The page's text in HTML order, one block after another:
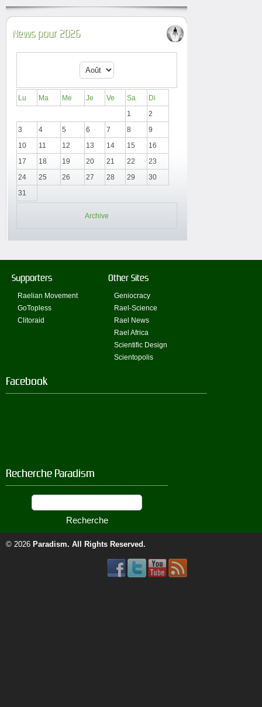
News pour 2026
Lu Ma Me Je Ve Sa
Di
1
2
3
4 5 6 7 8
9
10
11 12 13 14 15
16
17
18 19 20 21 22
23
24
25 26 27 28 29
30
31
Archive
Supporters
Raelian Movement
GoTopless
Clitoraid
Other Sites
Geniocracy
Rael-Science
Rael News
Rael Africa
Scientific Design
Scientopolis
Facebook
Recherche Paradism
© 2026 Paradism. All Rights Reserved.